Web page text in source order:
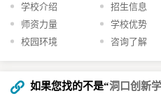
学校介绍 招生信息
师资力量
学校优势
校园环境
咨询了解
如果您找的不是“洞口创新